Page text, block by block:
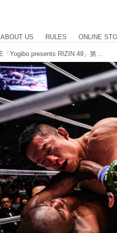
ABOUT US RULES ONLINE